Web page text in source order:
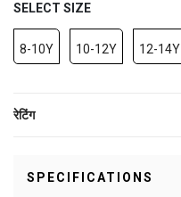
SELECT SIZE
8-10Y 10-12Y 12-14Y
रेटिंग
SPECIFICATIONS